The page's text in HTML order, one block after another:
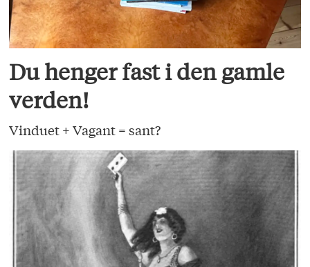
Du henger fast i den gamle
verden!
Vinduet + Vagant = sant?